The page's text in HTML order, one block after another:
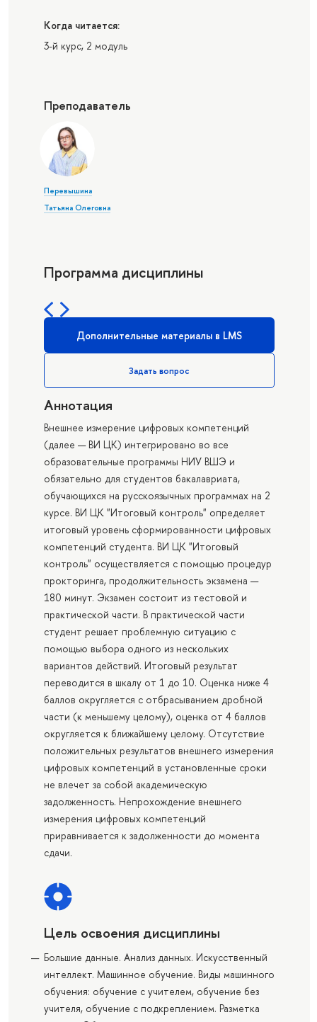
Когда читается:
3-й курс, 2 модуль
Преподаватель
Перевышина
Татьяна Олеговна
Программа дисциплины
Дополнительные материалы в LMS
Задать вопрос
Аннотация
Внешнее измерение цифровых компетенций
(далее — ВИ ЦК) интегрировано во все
образовательные программы НИУ ВШЭ и
обязательно для студентов бакалавриата,
обучающихся на русскоязычных программах на 2
курсе. ВИ ЦК "Итоговый контроль" определяет
итоговый уровень сформированности цифровых
компетенций студента. ВИ ЦК "Итоговый
контроль" осуществляется с помощью процедур
прокторинга, продолжительность экзамена —
180 минут. Экзамен состоит из тестовой и
практической части. В практической части
студент решает проблемную ситуацию с
помощью выбора одного из нескольких
вариантов действий. Итоговый результат
переводится в шкалу от 1 до 10. Оценка ниже 4
баллов округляется с отбрасыванием дробной
части (к меньшему целому), оценка от 4 баллов
округляется к ближайшему целому. Отсутствие
положительных результатов внешнего измерения
цифровых компетенций в установленные сроки
не влечет за собой академическую
задолженность. Непрохождение внешнего
измерения цифровых компетенций
приравнивается к задолженности до момента
сдачи.
Цель освоения дисциплины
Большие данные. Анализ данных. Искусственный
интеллект. Машинное обучение. Виды машинного
обучения: обучение с учителем, обучение без
учителя, обучение с подкреплением. Разметка